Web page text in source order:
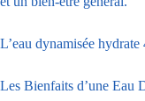
L’eau dynamisée
Les Bienfaits d’une Eau